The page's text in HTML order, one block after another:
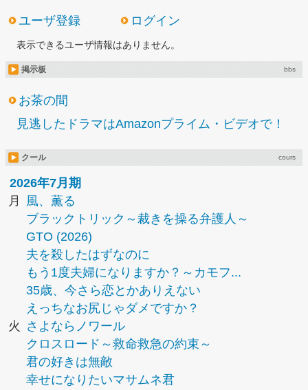
ユーザ登録 ログイン
表示できるユーザ情報はありません。
掲示板 bbs
お茶の間
見逃したドラマはAmazonプライム・ビデオで！
クール cours
2026年7月期
月
風、薫る
ブラックトリック～裁きを操る弁護人～
GTO (2026)
夫を殺したはずなのに
もう1度夫婦になりますか？～カモフ...
35歳、今さら恋とかありえない
えっちなお尻じゃダメですか？
火
さよならノワール
クロスロード～救命救急の約束～
君の好きは無敵
幸せになりたいマサムネ君